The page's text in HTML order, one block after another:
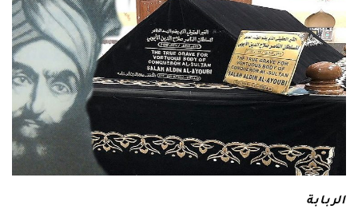
الربابة